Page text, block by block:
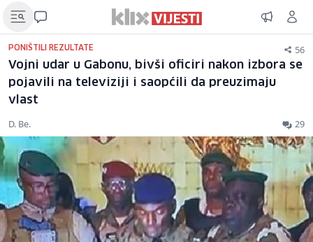
PONIŠTILI REZULTATE 56
Vojni udar u Gabonu, bivši oficiri nakon izbora se
pojavili na televiziji i saopćili da preuzimaju
vlast
D. Be. 29